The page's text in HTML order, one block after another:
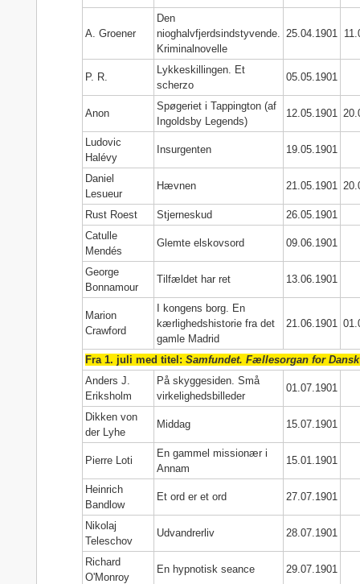
A. Groener
Den
nioghalvfjerdsindstyvende.
Kriminalnovelle
25.04.1901
P. R.
Lykkeskillingen. Et
scherzo
05.05.1901
Anon
Spøgeriet i Tappington (af
Ingoldsby Legends)
12.05.1901
Ludovic
Halévy
Insurgenten 19.05.1901
Daniel
Lesueur
Hævnen 21.05.1901
Rust Roest Stjerneskud
26.05.1901
Catulle
Mendés
Glemte elskovsord 09.06.1901
George
Bonnamour
Tilfældet har ret 13.06.1901
Marion
Crawford
I kongens borg. En
kærlighedshistorie fra det
gamle Madrid
21.06.1901
Fra 1. juli med titel:Samfundet. Fællesorgan for
Anders J.
Eriksholm
På skyggesiden. Små
virkelighedsbilleder
01.07.1901
Dikken von
der Lyhe
Middag 15.07.1901
Pierre Loti
En gammel missionær i
Annam
15.01.1901
Heinrich
Bandlow
Et ord er et ord 27.07.1901
Nikolaj
Teleschov
Udvandrerliv 28.07.1901
Richard
O'Monroy
En hypnotisk seance 29.07.1901